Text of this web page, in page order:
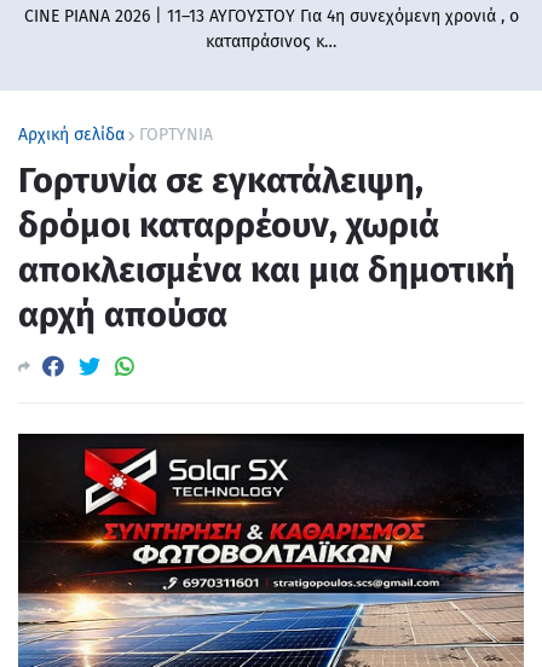
CINE PIANA 2026 | 11–13 ΑΥΓΟΥΣΤΟΥ Για 4η συνεχόμενη χρονιά , ο
καταπράσινος κ…
Αρχική σελίδα ΓΟΡΤΥΝΙΑ
Γορτυνία σε εγκατάλειψη,
δρόμοι καταρρέουν, χωριά
αποκλεισμένα και μια δημοτική
αρχή απούσα